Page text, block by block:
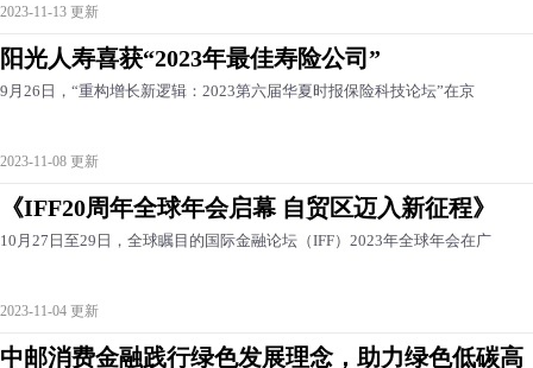
2023-11-13 更新
阳光人寿喜获“2023年最佳寿险公司”
9月26日，“重构增长新逻辑：2023第六届华夏时报保险科技论坛”在京
2023-11-08 更新
《IFF20周年全球年会启幕 自贸区迈入新征程》
10月27日至29日，全球瞩目的国际金融论坛（IFF）2023年全球年会在广
2023-11-04 更新
中邮消费金融践行绿色发展理念，助力绿色低碳高